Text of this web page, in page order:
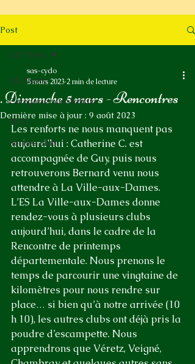
Post
All Posts
Catégorie non définie
FFCT
Sorties club
All Posts
. Dimanche 5 mars - Rencontres
sas-cyclo
5 mars 2023 2 min de lecture
Dernière mise à jour : 9 août 2023
Les renforts ne nous manquent pas
aujourd’hui : Catherine C. est
accompagnée de Guy, puis nous
retrouverons Bernard venu nous
attendre à La Ville-aux-Dames.
L’ES La Ville-aux-Dames donne
rendez-vous à plusieurs clubs
aujourd’hui, dans le cadre de la
Rencontre de printemps
départementale. Nous prenons le
temps de parcourir une vingtaine de
kilomètres pour nous rendre sur
place… si bien qu’à notre arrivée (10
h 10), les autres clubs ont déjà pris la
poudre d’escampette. Nous
apprendrons que Véretz, Veigné,